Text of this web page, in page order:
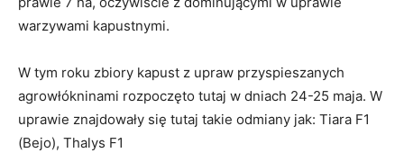
warzywami kapustnymi.
W tym roku zbiory kapust z upraw przyspieszanych
agrowłókninami rozpoczęto tutaj w dniach 24-25 maja. W
uprawie znajdowały się tutaj takie odmiany jak: Tiara F1
(Bejo), Thalys F1